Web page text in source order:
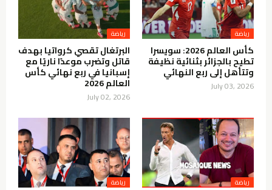
رياضة
كأس العالم 2026: سويسرا
تطيح بالجزائر بثنائية نظيفة
وتتأهل إلى ربع النهائي
July 03, 2026
رياضة
البرتغال تقصي كرواتيا بهدف
قاتل وتضرب موعدًا ناريًا مع
إسبانيا في ربع نهائي كأس
العالم 2026
July 02, 2026
رياضة رياضة